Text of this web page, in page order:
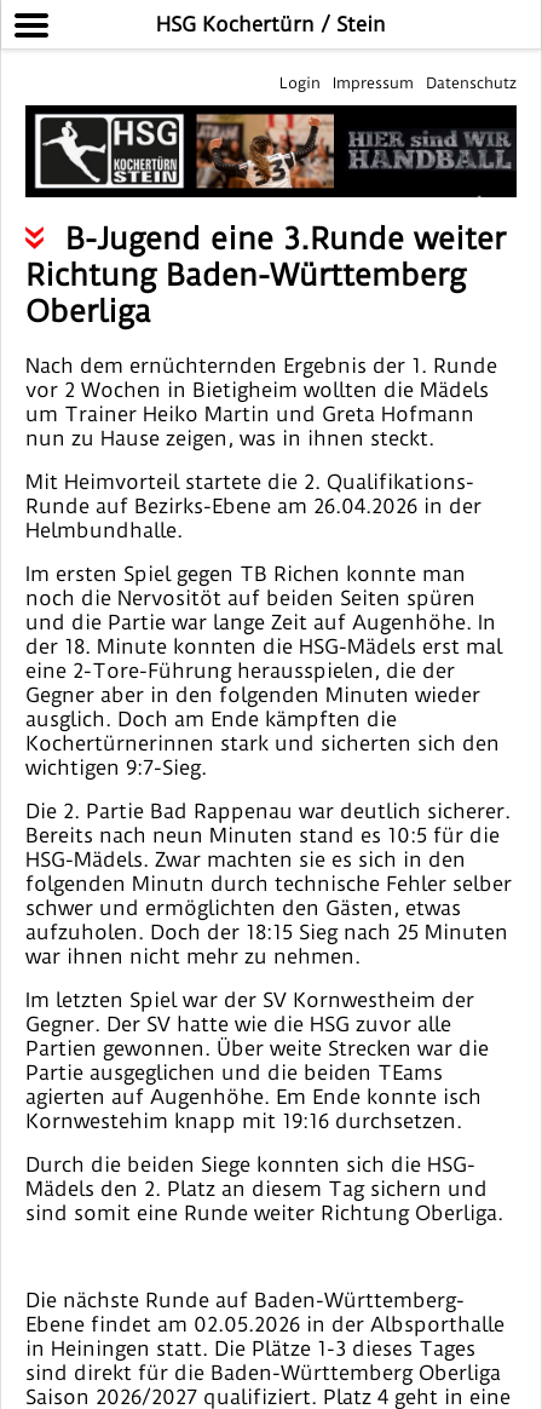
HSG Kochertürn / Stein
Login Impressum Datenschutz
B-Jugend eine 3.Runde weiter
Richtung Baden-Württemberg
Oberliga
Nach dem ernüchternden Ergebnis der 1. Runde
vor 2 Wochen in Bietigheim wollten die Mädels
um Trainer Heiko Martin und Greta Hofmann
nun zu Hause zeigen, was in ihnen steckt.
Mit Heimvorteil startete die 2. Qualifikations-
Runde auf Bezirks-Ebene am 26.04.2026 in der
Helmbundhalle.
Im ersten Spiel gegen TB Richen konnte man
noch die Nervositöt auf beiden Seiten spüren
und die Partie war lange Zeit auf Augenhöhe. In
der 18. Minute konnten die HSG-Mädels erst mal
eine 2-Tore-Führung herausspielen, die der
Gegner aber in den folgenden Minuten wieder
ausglich. Doch am Ende kämpften die
Kochertürnerinnen stark und sicherten sich den
wichtigen 9:7-Sieg.
Die 2. Partie Bad Rappenau war deutlich sicherer.
Bereits nach neun Minuten stand es 10:5 für die
HSG-Mädels. Zwar machten sie es sich in den
folgenden Minutn durch technische Fehler selber
schwer und ermöglichten den Gästen, etwas
aufzuholen. Doch der 18:15 Sieg nach 25 Minuten
war ihnen nicht mehr zu nehmen.
Im letzten Spiel war der SV Kornwestheim der
Gegner. Der SV hatte wie die HSG zuvor alle
Partien gewonnen. Über weite Strecken war die
Partie ausgeglichen und die beiden TEams
agierten auf Augenhöhe. Em Ende konnte isch
Kornwestehim knapp mit 19:16 durchsetzen.
Durch die beiden Siege konnten sich die HSG-
Mädels den 2. Platz an diesem Tag sichern und
sind somit eine Runde weiter Richtung Oberliga.
Die nächste Runde auf Baden-Württemberg-
Ebene findet am 02.05.2026 in der Albsporthalle
in Heiningen statt. Die Plätze 1-3 dieses Tages
sind direkt für die Baden-Württemberg Oberliga
Saison 2026/2027 qualifiziert. Platz 4 geht in eine